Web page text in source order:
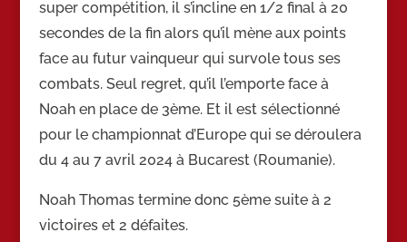
super compétition, il s’incline en 1/2 final à 20
secondes de la fin alors qu’il mène aux points
face au futur vainqueur qui survole tous ses
combats. Seul regret, qu’il l’emporte face à
Noah en place de 3ème. Et il est sélectionné
pour le championnat d’Europe qui se déroulera
du 4 au 7 avril 2024 à Bucarest (Roumanie).
Noah Thomas termine donc 5ème suite à 2
victoires et 2 défaites.